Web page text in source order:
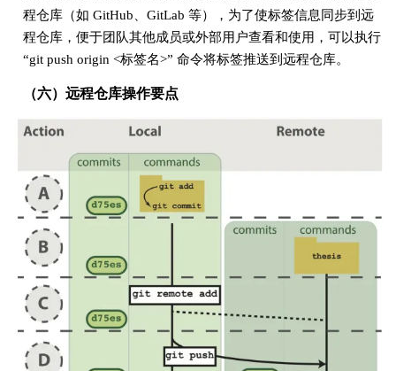
程仓库（如 GitHub、GitLab 等），为了使标签信息同步到远
程仓库，便于团队其他成员或外部用户查看和使用，可以执行
“git push origin <标签名>” 命令将标签推送到远程仓库。
（六）远程仓库操作要点